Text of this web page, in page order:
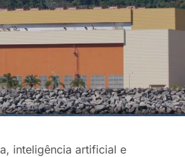
inteligência artificial e